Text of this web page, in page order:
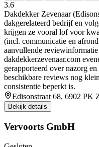
3.6
Dakdekker Zevenaar
dakgerelateerd bedrijf en
krijgen ze vooral lof voor
(incl. communicatie en
aanvullende
dakdekkerzevenaar.com
gerapporteerd over nazorg
beschikbare reviews nog
consistentie beperkt is.
Edisonstraat 68, 6902 PK
Bekijk details
Vervoorts GmbH